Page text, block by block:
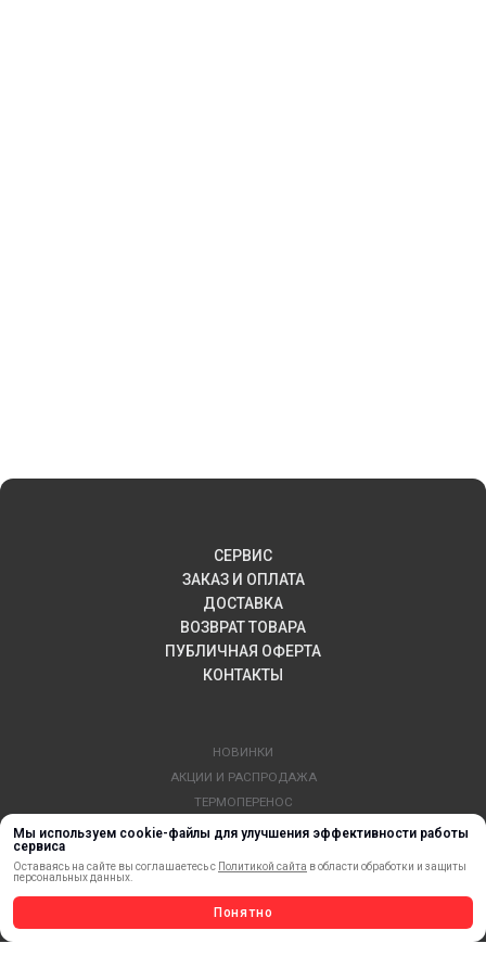
Мы используем cookie-файлы для улучшения эффективности работы
сервиса
Оставаясь на сайте вы соглашаетесь с Политикой сайта в области обработки и защиты
персональных данных.
Понятно
СЕРВИС
ЗАКАЗ И ОПЛАТА
ДОСТАВКА
ВОЗВРАТ ТОВАРА
ПУБЛИЧНАЯ ОФЕРТА
КОНТАКТЫ
НОВИНКИ
АКЦИИ И РАСПРОДАЖА
ТЕРМОПЕРЕНОС
МАТЕРИАЛЫ ДЛЯ ПЕЧАТИ
ЛИСТОВЫЕ МАТЕРИАЛЫ
ОБОРУДОВАНИЕ